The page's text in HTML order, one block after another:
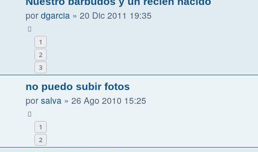
por dgarcia » 20 Dic 2011 19:35
1
2
3
no puedo subir fotos
por salva » 26 Ago 2010 15:25
1
2